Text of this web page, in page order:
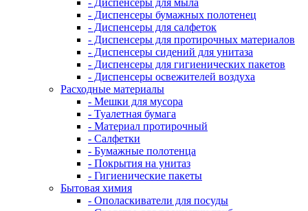
- Диспенсеры для мыла
- Диспенсеры бумажных полотенец
- Диспенсеры для салфеток
- Диспенсеры для протирочных материалов
- Диспенсеры сидений для унитаза
- Диспенсеры для гигиенических пакетов
- Диспенсеры освежителей воздуха
Расходные материалы
- Мешки для мусора
- Туалетная бумага
- Материал протирочный
- Салфетки
- Бумажные полотенца
- Покрытия на унитаз
- Гигиенические пакеты
Бытовая химия
- Ополаскиватели для посуды